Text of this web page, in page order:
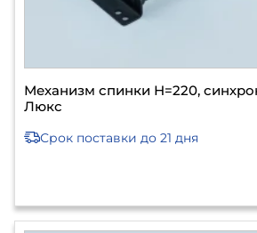
Механизм спинки Н=220,
Люкс
Срок поставки до 21 дня